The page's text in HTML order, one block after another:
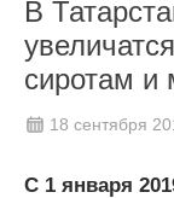
В
сиротам
18 сентября
С 1 января